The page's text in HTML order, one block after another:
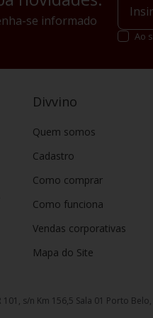
se informado
Ao
Divvino
Quem somos
Cadastro
Como comprar
Como funciona
Vendas corporativas
Mapa do Site
s/n Km 156,5 Sala 01 Porto